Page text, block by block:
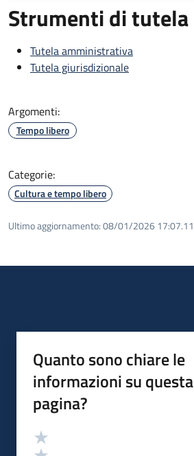
Strumenti di tutela
Tutela amministrativa
Tutela giurisdizionale
Argomenti:
Tempo libero
Categorie:
Cultura e tempo libero
Ultimo aggiornamento:08/01/2026 17:07.11
Quanto sono chiare le
informazioni su questa
pagina?
Valutazione